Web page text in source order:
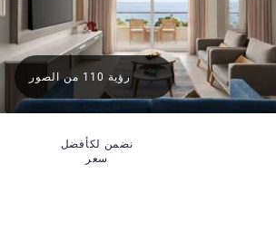
نضمن لكأفضل
سعر
رؤية 110 من الصور